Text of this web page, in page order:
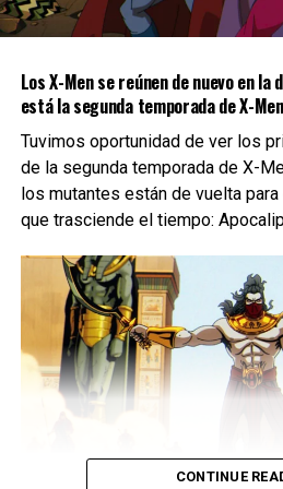
Wonder Man es una afirmación
seguimiento de datos Luminate,
comparación con los 731
otra serie destacada de Marvel.
Esa es una diferencia
indicador del éxito de Wonder
fans como los suscriptores
​​de los superhéroes que ya no
estas series del MCU.
Siguenos en todas nuestras
enterado de lo más atractivo del
suscríbete a nuestro canal de
Los X-Men se reúnen de nuevo en la
está la segunda temporada de X-
Tuvimos oportunidad de ver los
de la segunda temporada de X-
los mutantes están de vuelta
que trasciende el tiempo:
CONTINUE